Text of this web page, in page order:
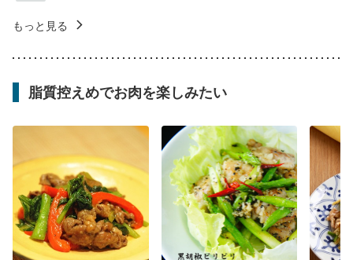
もっと見る
脂質控えめでお肉を楽しみたい